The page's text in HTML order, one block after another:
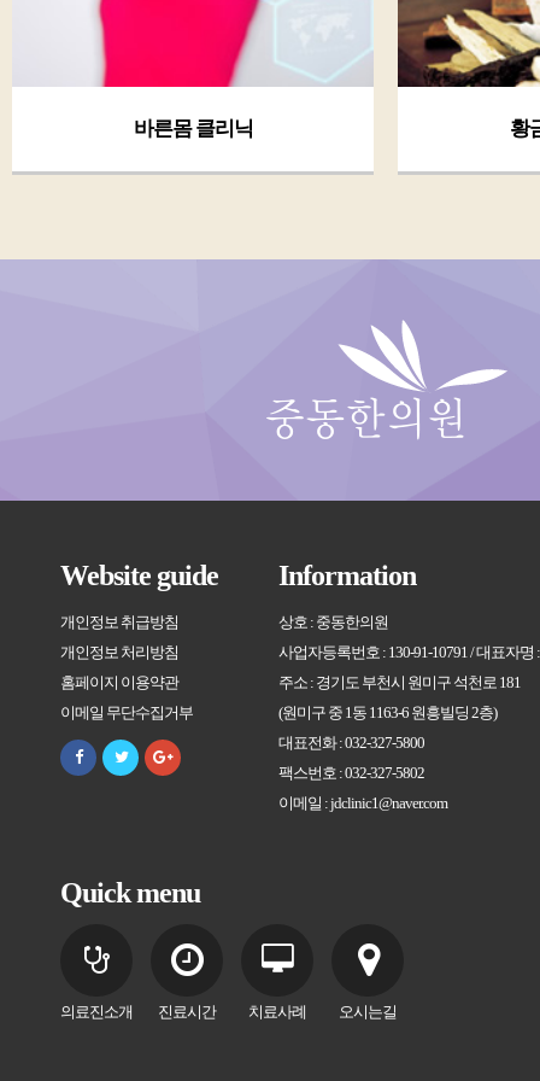
황금체질 클리닉
Website guide
개인정보 취급방침
개인정보 처리방침
홈페이지 이용약관
이메일 무단수집거부
Information
상호 : 중동한의원
사업자등록번호 : 130-91-10791 / 대표자명
주소 : 경기도 부천시 원미구 석천로 181
(원미구 중 1동 1163-6 원흥빌딩 2층)
대표전화 : 032-327-5800
팩스번호 : 032-327-5802
이메일 : jdclinic1@naver.com
Quick menu
의료진소개 진료시간 치료사례 오시는길